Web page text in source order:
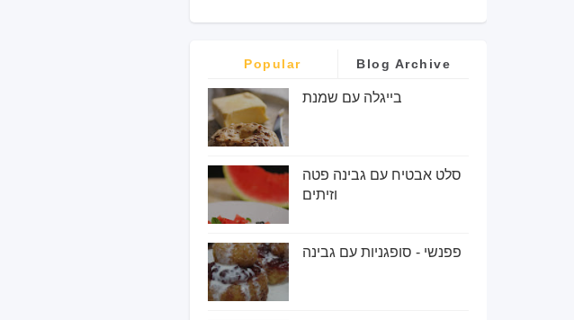
Popular Blog Archive
בייגלה עם שמנת
סלט אבטיח עם גבינה פטה
וזיתים
פפנשי - סופגניות עם גבינה